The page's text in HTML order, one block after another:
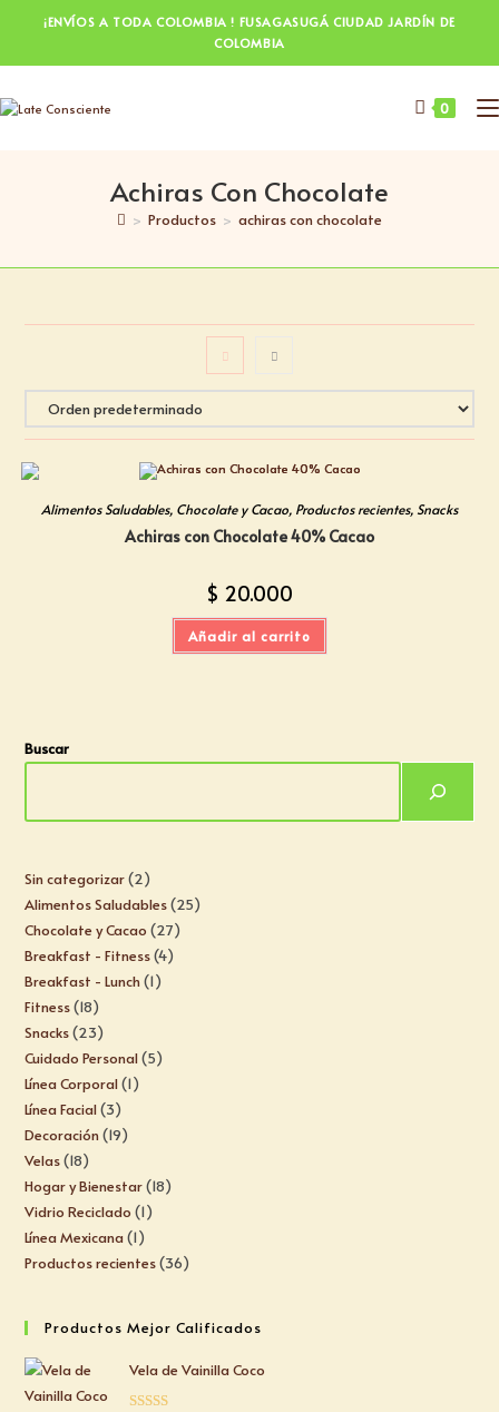
¡ENVÍOS A TODA COLOMBIA ! FUSAGASUGÁ CIUDAD JARDÍN DE
COLOMBIA
0
Achiras Con Chocolate
> Productos > achiras con chocolate
Alimentos Saludables, Chocolate y Cacao, Productos recientes, Snacks
Achiras con Chocolate 40% Cacao
$ 20.000
Añadir al carrito
Buscar
Sin categorizar 2
Alimentos Saludables 25
Chocolate y Cacao 27
Breakfast - Fitness 4
Breakfast - Lunch 1
Fitness 18
Snacks 23
Cuidado Personal 5
Línea Corporal 1
Línea Facial 3
Decoración 19
Velas 18
Hogar y Bienestar 18
Vidrio Reciclado 1
Línea Mexicana 1
Productos recientes 36
Productos Mejor Calificados
Vela de Vainilla Coco